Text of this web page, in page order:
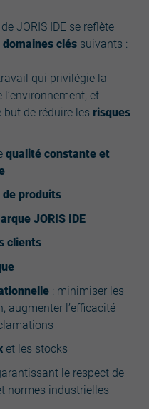
de JORIS IDE se reflète
domaines clés suivants :
qui privilégie la
et
but de réduire les risques
qualité constante et
produits
JORIS IDE
clients
: minimiser les
augmenter l’efficacité
et les stocks
le respect de
normes industrielles